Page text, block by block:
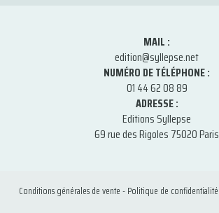
MAIL :
edition@syllepse.net
NUMÉRO DE TÉLÉPHONE :
01 44 62 08 89
ADRESSE :
Editions Syllepse
69 rue des Rigoles 75020 Paris
Conditions générales de vente-Politique de confidentialité